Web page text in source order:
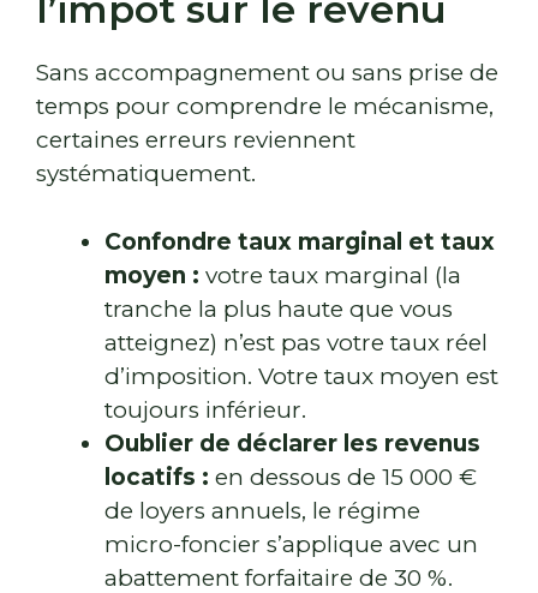
Sans accompagnement ou sans prise de
temps pour comprendre le mécanisme,
certaines erreurs reviennent
systématiquement.
Confondre taux marginal et taux
moyen : votre taux marginal (la
tranche la plus haute que vous
atteignez) n’est pas votre taux réel
d’imposition. Votre taux moyen est
toujours inférieur.
Oublier de déclarer les revenus
locatifs : en dessous de 15 000 €
de loyers annuels, le régime
micro-foncier s’applique avec un
abattement forfaitaire de 30 %.